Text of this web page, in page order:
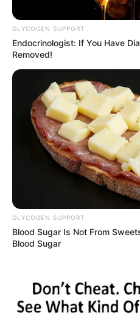
പുന:സ്ഥാപിക്കാനുളള
സ്ഥലം എംഎൽഎ
കത്ത് നൽകി.
GLYCOGEN SUPPORT
Endocrinologist: If You Have
Removed!
GLYCOGEN SUPPORT
Blood Sugar Is Not From
Blood Sugar